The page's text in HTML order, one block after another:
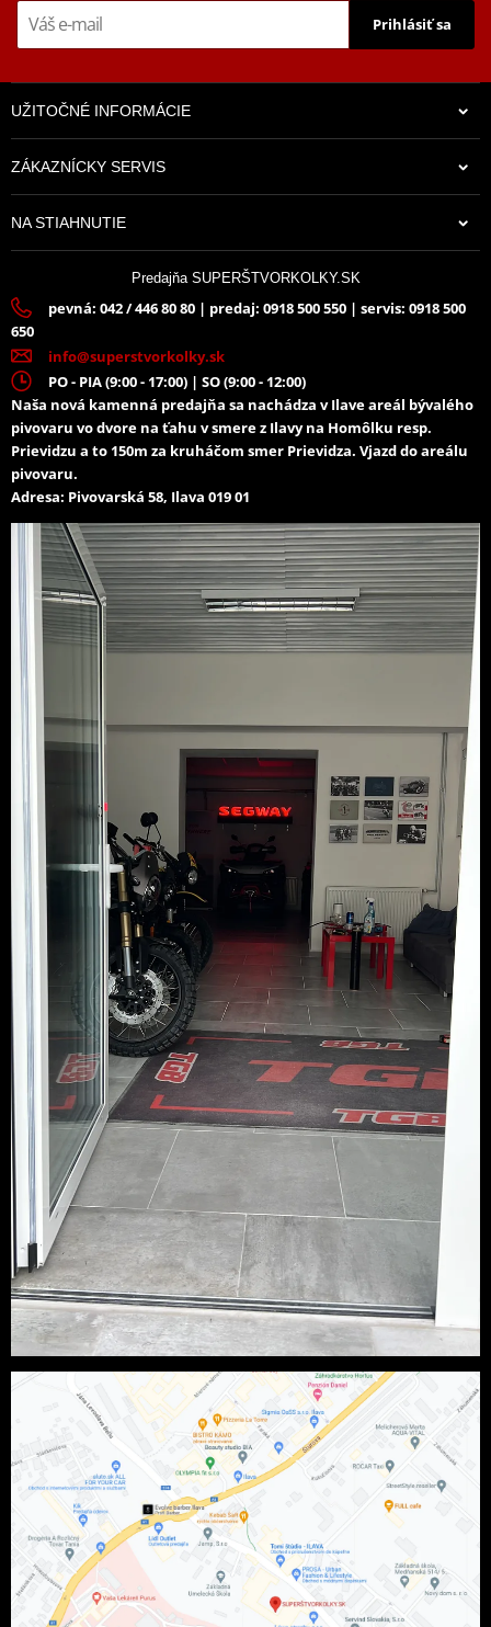
Prihlásiť sa
UŽITOČNÉ INFORMÁCIE
ZÁKAZNÍCKY SERVIS
NA STIAHNUTIE
Predajňa SUPERŠTVORKOLKY.SK
pevná: 042 / 446 80 80 | predaj: 0918 500 550 | servis: 0918 500
650
info@superstvorkolky.sk
PO - PIA (9:00 - 17:00) | SO (9:00 - 12:00)
Naša nová kamenná predajňa sa nachádza v Ilave areál bývalého
pivovaru vo dvore na ťahu v smere z Ilavy na Homôlku resp.
Prievidzu a to 150m za kruháčom smer Prievidza. Vjazd do areálu
pivovaru.
Adresa: Pivovarská 58, Ilava 019 01